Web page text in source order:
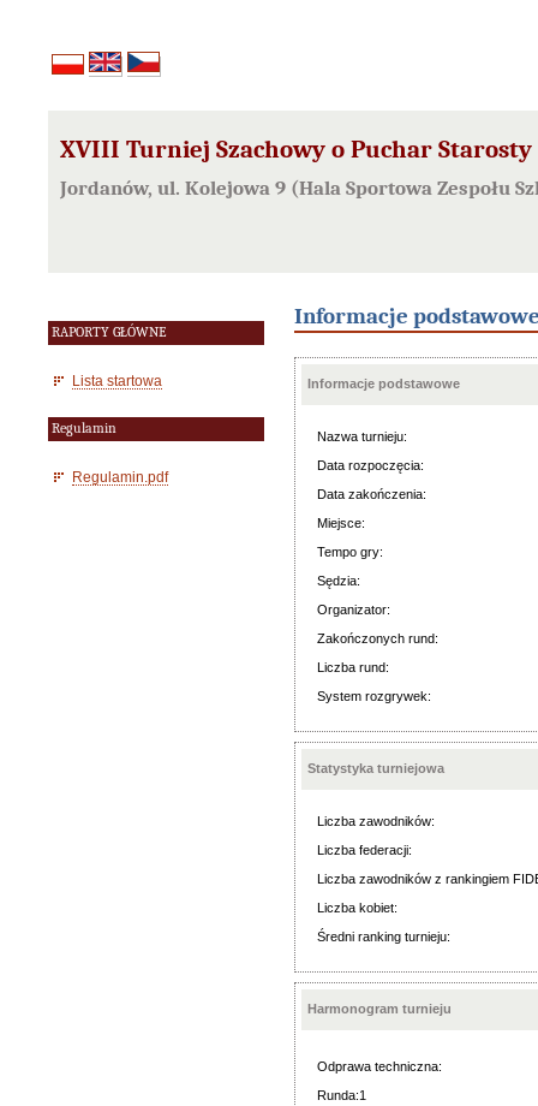
XVIII Turniej Szachowy o Puchar
Jordanów, ul. Kolejowa 9 (Hala Sportowa Zespołu
RAPORTY GŁÓWNE
Lista startowa
Regulamin
Regulamin.pdf
Informacje
Informacje podstawowe
Nazwa turnieju:
Data rozpoczęcia:
Data zakończenia:
Miejsce:
Tempo gry:
Sędzia:
Organizator:
Zakończonych rund:
Liczba rund:
System rozgrywek:
Statystyka turniejowa
Liczba zawodników:
Liczba federacji:
Liczba zawodników z rankingiem
Liczba kobiet:
Średni ranking turnieju:
Harmonogram turnieju
Odprawa techniczna:
Runda:1